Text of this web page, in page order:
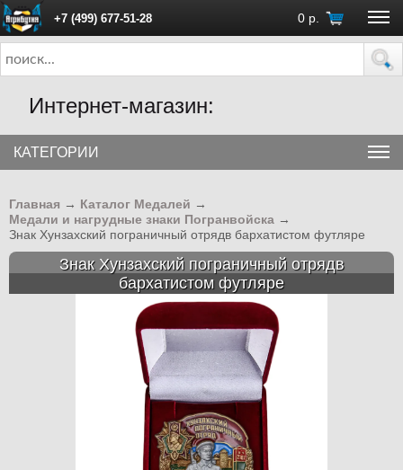
+7 (499) 677-51-28 0 р.
ПН - ПТ с 10:00 до 18:00 (Москва)
Интернет-магазин:
КАТЕГОРИИ
Главная → Каталог Медалей →
Медали и нагрудные знаки Погранвойска →
Знак Хунзахский пограничный отрядв бархатистом футляре
Знак Хунзахский пограничный отрядв
бархатистом футляре